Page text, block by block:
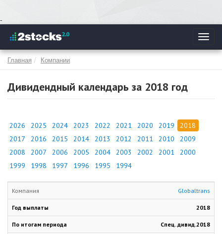
Перейти
основному
содержанию
-
Главная Компании
Дивидендный календарь за 2018 год
2026 2025 2024 2023 2022 2021 2020 2019
2018
2017
2016 2015 2014 2013 2012 2011 2010
2009
2008
2007 2006 2005 2004 2003 2002 2001
2000
1999
1998 1997 1996 1995 1994
Globaltrans
2018
Cпец. дивид.2018